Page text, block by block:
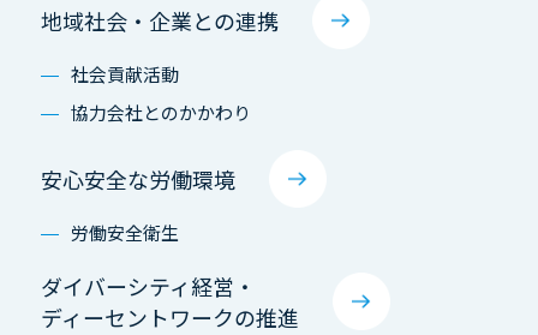
地域社会・企業との連携
社会貢献活動
協力会社とのかかわり
安心安全な労働環境
労働安全衛生
ダイバーシティ経営・
ディーセントワークの推進